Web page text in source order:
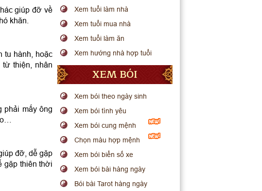
giúp đỡ về
khăn.
tu hành, hoặc
thiện, nhân
phải mấy ông
đỡ, dễ gặp
gặp thiên thời
Xem tuổi làm nhà
Xem tuổi mua nhà
Xem tuổi làm ăn
Xem hướng nhà hợp tuổi
XEM BÓI
Xem bói theo ngày sinh
Xem bói tình yêu
Xem bói cung mệnh
Chọn màu hợp mệnh
Xem bói biển số xe
Xem bói bài hàng ngày
Bói bài Tarot hàng ngày